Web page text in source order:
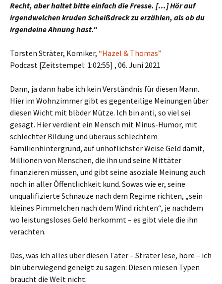
Recht, aber haltet bitte einfach die Fresse. […] Hör auf
irgendwelchen kruden Scheißdreck zu erzählen, als ob du
irgendeine Ahnung hast.“
Torsten Sträter, Komiker, “Hazel & Thomas”
Podcast [Zeitstempel: 1:02:55] , 06. Juni 2021
Dann, ja dann habe ich kein Verständnis für diesen Mann.
Hier im Wohnzimmer gibt es gegenteilige Meinungen über
diesen Wicht mit blöder Mütze. Ich bin anti, so viel sei
gesagt. Hier verdient ein Mensch mit Minus-Humor, mit
schlechter Bildung und überaus schlechtem
Familienhintergrund, auf unhöflichster Weise Geld damit,
Millionen von Menschen, die ihn und seine Mittäter
finanzieren müssen, und gibt seine asoziale Meinung auch
noch in aller Öffentlichkeit kund. Sowas wie er, seine
unqualifizierte Schnauze nach dem Regime richten, „sein
kleines Pimmelchen nach dem Wind richten“, je nachdem
wo leistungsloses Geld herkommt – es gibt viele die ihn
verachten.
Das, was ich alles über diesen Täter – Sträter lese, höre – ich
bin überwiegend geneigt zu sagen: Diesen miesen Typen
braucht die Welt nicht.